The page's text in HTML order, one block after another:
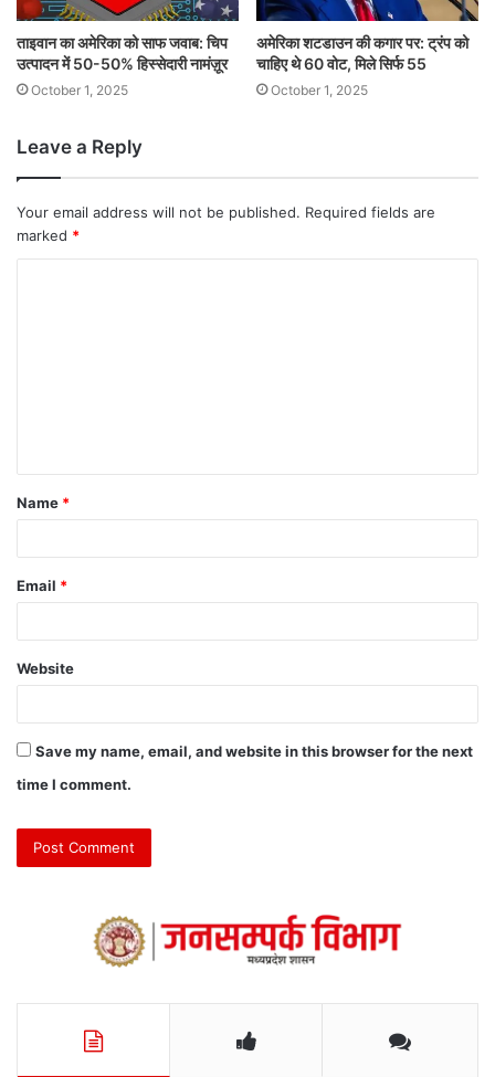
ताइवान का अमेरिका को साफ जवाब: चिप
उत्पादन में 50-50% हिस्सेदारी नामंज़ूर
October 1, 2025
अमेरिका शटडाउन की कगार पर: ट्रंप को
चाहिए थे 60 वोट, मिले सिर्फ 55
October 1, 2025
Leave a Reply
Your email address will not be published. Required fields are
marked *
Name *
Email *
Website
Save my name, email, and website in this browser for the next
time I comment.